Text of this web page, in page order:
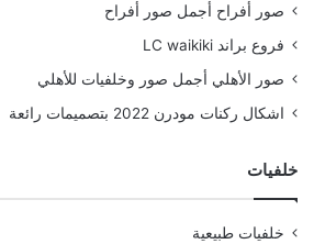
صور أفراح أجمل صور أفراح
فروع براند LC waikiki
صور الأهلي أجمل صور وخلفيات للأهلي
اشكال ركنات مودرن 2022 بتصميمات رائعة
خلفيات
خلفيات طبيعية